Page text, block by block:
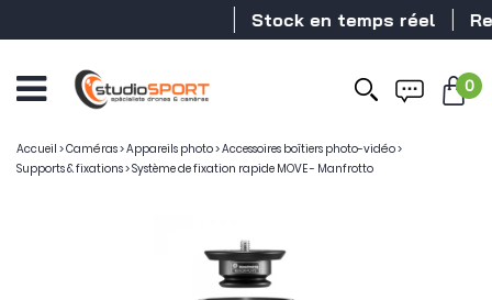
Stock en temps réel
0
Accueil >Caméras>Appareils photo>Accessoires boîtiers photo-vidéo>
Supports & fixations>Système de fixation rapide MOVE - Manfrotto